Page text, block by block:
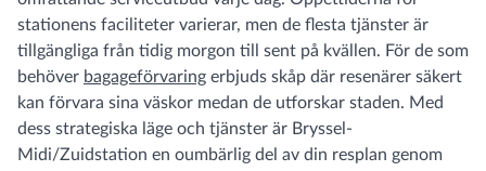
stationens faciliteter varierar, men de flesta tjänster är
tillgängliga från tidig morgon till sent på kvällen. För de som
behöver bagageförvaring erbjuds skåp där resenärer säkert
kan förvara sina väskor medan de utforskar staden. Med
dess strategiska läge och tjänster är Bryssel-
Midi/Zuidstation en oumbärlig del av din resplan genom